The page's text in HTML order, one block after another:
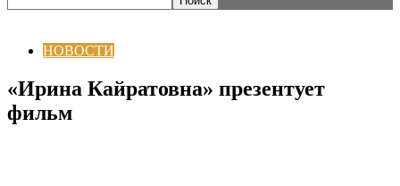
НОВОСТИ
«Ирина Кайратовна» презентует
фильм